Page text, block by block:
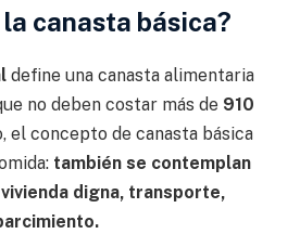
canasta básica?
define una canasta alimentaria
no deben costar más de 910
el concepto de canasta básica
también se contemplan
digna, transporte,